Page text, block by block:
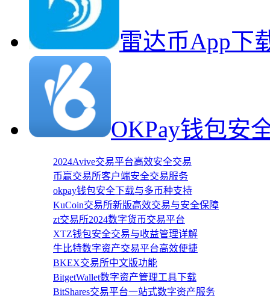
雷达币App下
OKPay钱包安
2024Avive交易平台高效安全交易
币赢交易所客户端安全交易服务
okpay钱包安全下载与多币种支持
KuCoin交易所新版高效交易与安全保障
zt交易所2024数字货币交易平台
XTZ钱包安全交易与收益管理详解
牛比特数字资产交易平台高效便捷
BKEX交易所中文版功能
BitgetWallet数字资产管理工具下载
BitShares交易平台一站式数字资产服务